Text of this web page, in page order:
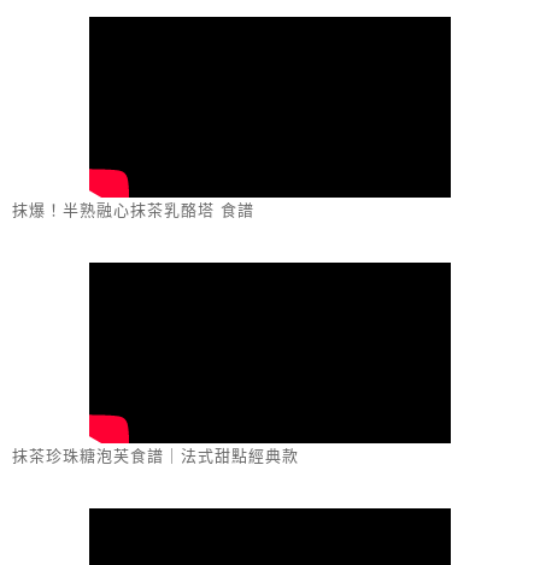
抹爆！半熟融心抹茶乳酪塔 食譜
抹茶珍珠糖泡芙食譜｜法式甜點經典款